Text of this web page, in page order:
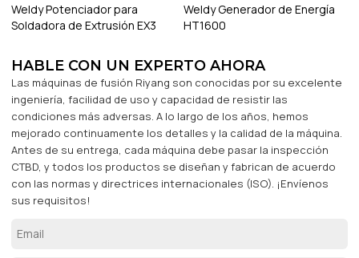
Weldy Potenciador para
Soldadora de Extrusión EX3
Weldy Generador de Energía
HT1600
HABLE CON UN EXPERTO AHORA
Las máquinas de fusión Riyang son conocidas por su excelente
ingeniería, facilidad de uso y capacidad de resistir las
condiciones más adversas. A lo largo de los años, hemos
mejorado continuamente los detalles y la calidad de la máquina.
Antes de su entrega, cada máquina debe pasar la inspección
CTBD, y todos los productos se diseñan y fabrican de acuerdo
con las normas y directrices internacionales (ISO). ¡Envíenos
sus requisitos!